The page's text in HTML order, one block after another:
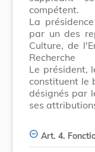
compétent.
La
par un des
Culture, de
Recherche
Le président,
constituent le
désignés par
ses
Art. 4.